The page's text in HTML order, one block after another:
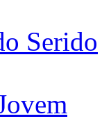
Serido